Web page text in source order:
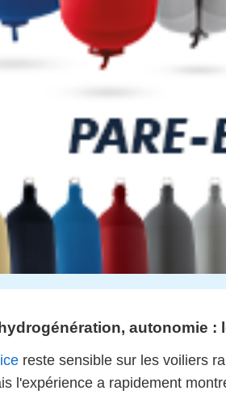
autonomie
reste sensible sur les voiliers
l'expérience a rapidement